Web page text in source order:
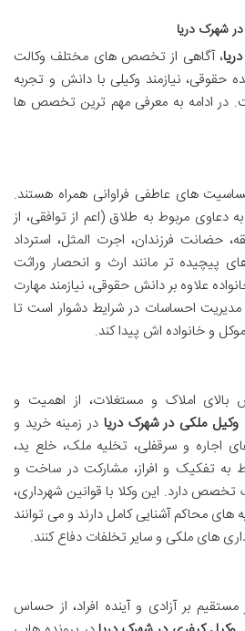
شهرک دریا
، آگاهی از تخصص های مختلف وکالت
نیازمند وکیلی با دانش و تجربه
ادامه به معرفی مهم ترین تخصص ها
های عاطفی فراوانی همراه هستند.
به دعاوی مربوط به طلاق (اعم از توافقی، از
حضانت فرزندان، اجرت المثل، استرداد
پیچیده تر مانند ارث و انحصار وراثت
علاوه بر دانش حقوقی، نیازمند مهارت
مدیریت احساسات در شرایط دشوار است تا
و خانواده اش پیدا کند.
بالای املاک و مستغلات، از اهمیت و
وکیل ملکی در شهرک دریا در زمینه خرید و
اجاره و سرقفلی، تخلیه ملک، خلع ید،
به تفکیک و افراز، مشارکت در ساخت و
تخصص دارد. این وکلا با قوانین شهرداری،
های محاکم آشنایی کامل دارند و می توانند
های ملکی و سایر تخلفات دفاع کنند.
بر آزادی و آینده افراد، از حساس